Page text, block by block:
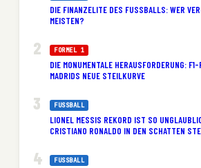
DIE FINANZELITE DES FUSSBALLS: WER
EISTEN?
FORMEL 1
DIE MONUMENTALE HERAUSFORDERUNG:
MADRIDS NEUE STEILKURVE
FUSSBALL
LIONEL MESSIS REKORD IST SO
CRISTIANO RONALDO IN DEN SCHATTEN
FUSSBALL